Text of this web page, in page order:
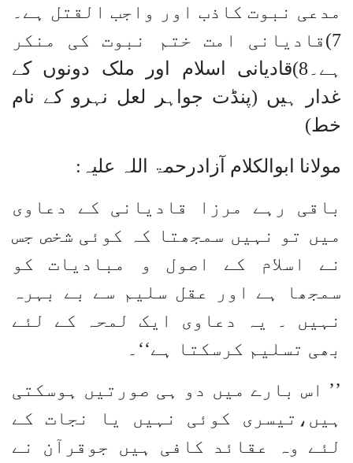
مدعی نبوت کاذب اور واجب القتل ہے۔
7)قادیانی امت ختم نبوت کی منکر
ہے۔8)قادیانی اسلام اور ملک دونوں کے
غدار ہیں (پنڈت جواہر لعل نہرو کے نام
خط)
مولانا ابوالکلام آزادرحمۃ اللہ علیہ:
باقی رہے مرزا قادیانی کے دعاوی
میں تو نہیں سمجھتا کہ کوئی شخص جس
نے اسلام کے اصول و مبادیات کو
سمجھا ہے اور عقل سلیم سے بے بہرہ
نہیں ۔ یہ دعاوی ایک لمحہ کے لئے
بھی تسلیم کرسکتا ہے‘‘۔
’’ اس بارے میں دو ہی صورتیں ہوسکتی
ہیں،تیسری کوئی نہیں یا نجات کے
لئے وہ عقائد کافی ہیں جوقرآن نے